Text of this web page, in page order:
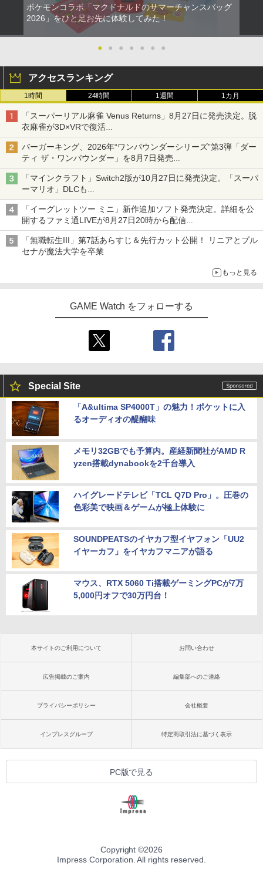
ポケモンコラボ「マクドナルドのサマーチャンスバッグ
2026」をひと足お先に体験してみた！
● ● ● ● ● ● ●
アクセスランキング
1時間 24時間 1週間 1カ月
「スーパーリアル麻雀 Venus Returns」8月27日に発売決定。脱
衣麻雀が3D×VRで復活
発売から2週間は20%オフになるセールが実施
バーガーキング、2026年“ワンパウンダーシリーズ”第3弾「ダー
ティ ザ・ワンパウンダー」を8月7日発売
「特製ガーリックマヨソース」を使用した超大型チーズバーガー
「マインクラフト」Switch2版が10月27日に発売決定。「スーパ
ーマリオ」DLCも
Switch版からのアップグレードも可能に
「イーグレットツー ミニ」新作追加ソフト発売決定。詳細を公
開するファミ通LIVEが8月27日20時から配信
シリーズ累計100タイトルへ
「無職転生III」第7話あらすじ＆先行カット公開！ リニアとプル
セナが魔法大学を卒業
もっと見る
GAME Watch をフォローする
Special Site
「A&ultima SP4000T」の魅力！ポケットに入
るオーディオの醍醐味
メモリ32GBでも予算内。産経新聞社がAMD R
yzen搭載dynabookを2千台導入
ハイグレードテレビ「TCL Q7D Pro」。圧巻の
色彩美で映画＆ゲームが極上体験に
SOUNDPEATSのイヤカフ型イヤフォン「UU2
イヤーカフ」をイヤカフマニアが語る
マウス、RTX 5060 Ti搭載ゲーミングPCが7万
5,000円オフで30万円台！
本サイトのご利用について お問い合わせ
広告掲載のご案内 編集部へのご連絡
プライバシーポリシー 会社概要
インプレスグループ 特定商取引法に基づく表示
PC版で見る
Copyright ©2026
Impress Corporation. All rights reserved.